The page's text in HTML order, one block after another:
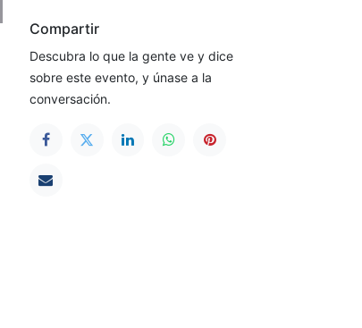
Compartir
Descubra lo que la gente ve y dice
sobre este evento, y únase a la
conversación.